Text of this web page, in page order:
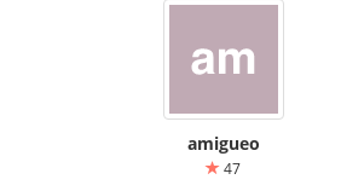
amigueo
47